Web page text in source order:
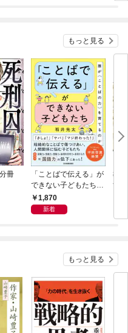
もっと見る
冊
「ことばで伝える」が
できない子どもたち
誰が〈ことばの力〉を
育てるのか
1,870
新着
教
す
もっと見る